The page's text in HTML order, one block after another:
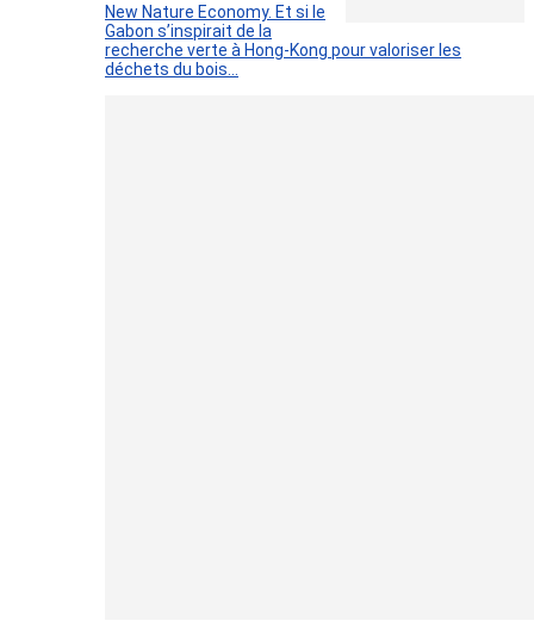
New Nature Economy. Et si le
Gabon s’inspirait de la
recherche verte à Hong-Kong pour valoriser les
déchets du bois…